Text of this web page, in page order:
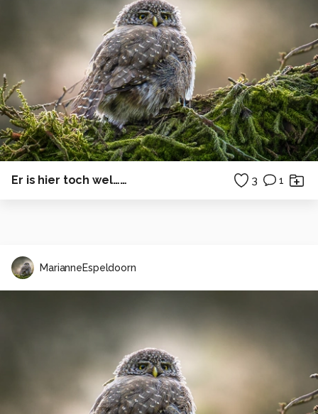
Er is hier toch wel…… 3 1
MarianneEspeldoorn